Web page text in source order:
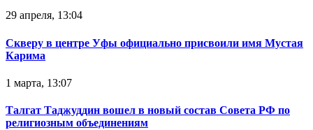
29 апреля, 13:04
Скверу в центре Уфы официально присвоили имя Мустая
Карима
1 марта, 13:07
Талгат Таджуддин вошел в новый состав Совета РФ по
религиозным объединениям